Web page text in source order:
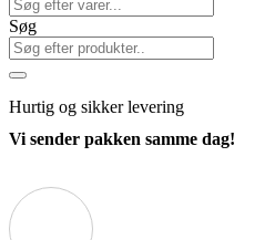
Søg
Hurtig og sikker levering
Vi sender pakken samme dag!